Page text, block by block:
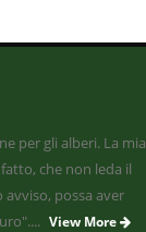
per gli alberi. La mia
che non leda il
possa aver
View More